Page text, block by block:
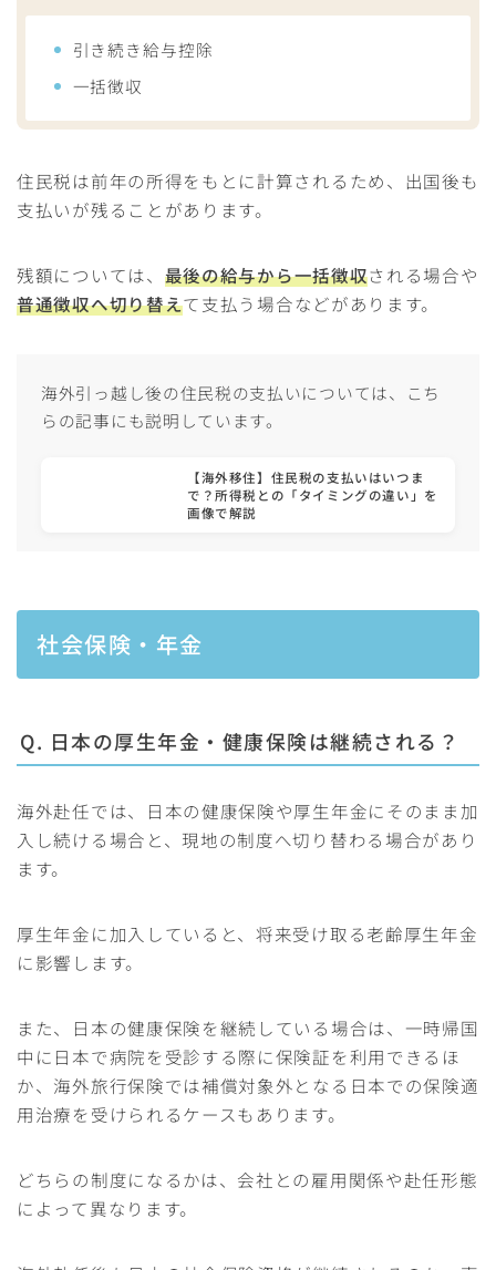
引き続き給与控除
一括徴収
住民税は前年の所得をもとに計算されるため、出国後も
支払いが残ることがあります。
残額については、 最後の給与から一括徴収される場合や
普通徴収へ切り替えて支払う場合などがあります。
海外引っ越し後の住民税の支払いについては、こち
らの記事にも説明しています。
【海外移住】住民税の支払いはいつま
で？所得税との「タイミングの違い」を
画像で解説
社会保険・年金
Q. 日本の厚生年金・健康保険は継続される？
海外赴任では、日本の健康保険や厚生年金にそのまま加
入し続ける場合と、現地の制度へ切り替わる場合があり
ます。
厚生年金に加入していると、将来受け取る老齢厚生年金
に影響します。
また、日本の健康保険を継続している場合は、一時帰国
中に日本で病院を受診する際に保険証を利用できるほ
か、海外旅行保険では補償対象外となる日本での保険適
用治療を受けられるケースもあります。
どちらの制度になるかは、会社との雇用関係や赴任形態
によって異なります。